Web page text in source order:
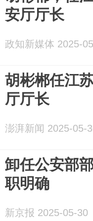
安厅厅长
政知新媒体 2025-
胡彬郴任江
厅厅长
澎湃新闻 2025-05-
卸任公安部
职明确
新京报 2025-05-30